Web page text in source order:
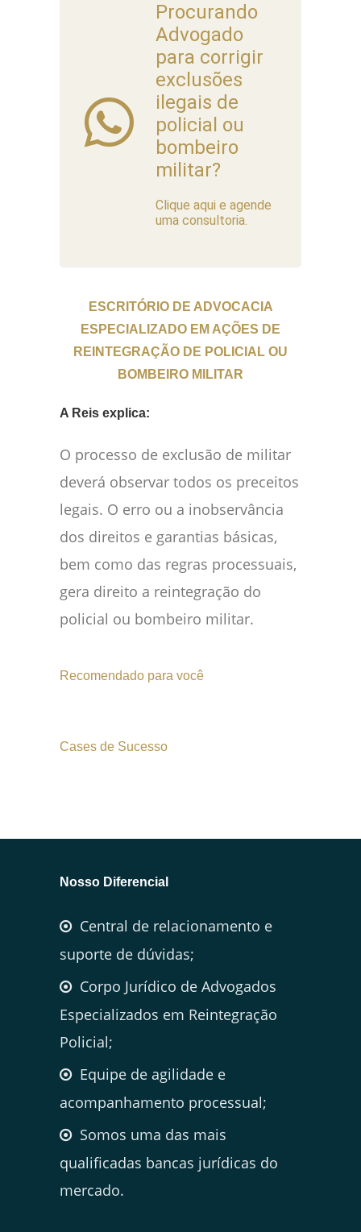
Procurando
Advogado
para corrigir
exclusões
ilegais de
policial ou
bombeiro
militar?
Clique aqui e agende
uma consultoria.
ESCRITÓRIO DE ADVOCACIA
ESPECIALIZADO EM AÇÕES DE
REINTEGRAÇÃO DE POLICIAL OU
BOMBEIRO MILITAR
A Reis explica:
O processo de exclusão de militar
deverá observar todos os preceitos
legais. O erro ou a inobservância
dos direitos e garantias básicas,
bem como das regras processuais,
gera direito a reintegração do
policial ou bombeiro militar.
Recomendado para você
Cases de Sucesso
Nosso Diferencial
Central de relacionamento e
suporte de dúvidas;
Corpo Jurídico de Advogados
Especializados em Reintegração
Policial;
Equipe de agilidade e
acompanhamento processual;
Somos uma das mais
qualificadas bancas jurídicas do
mercado.